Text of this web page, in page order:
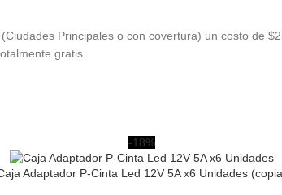
Principales o con covertura) un costo de
gratis.
-18%
Adaptador P-Cinta Led 12V 5A x6 Unidades